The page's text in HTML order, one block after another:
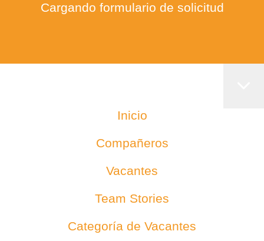
Cargando formulario de solicitud
Inicio
Compañeros
Vacantes
Team Stories
Categoría de Vacantes